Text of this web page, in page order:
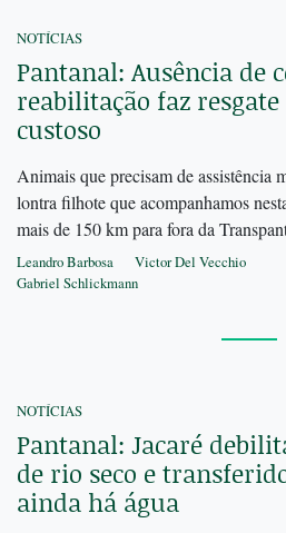
NOTÍCIAS
Pantanal: Ausência de
reabilitação faz
custoso
Animais que precisam de assistência
lontra filhote que acompanhamos
mais de 150 km para fora da
Leandro Barbosa
Victor Del Vecchio
Gabriel Schlickmann
NOTÍCIAS
Pantanal: Jacaré
de rio seco e
ainda há água